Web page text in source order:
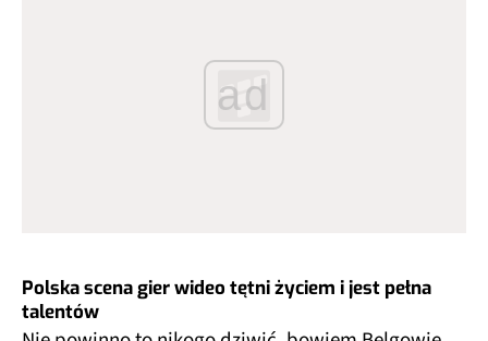
ad
Polska scena gier wideo tętni życiem i jest pełna
talentów